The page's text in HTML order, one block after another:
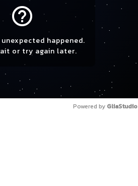
help_outline
happened.
or try again later.
Powered by